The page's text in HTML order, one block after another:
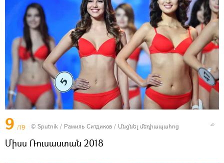
9 /19 © Sputnik / Рамиль Ситдиков / Անցնել մեդիապահոց
Միսս Ռուսաստան 2018